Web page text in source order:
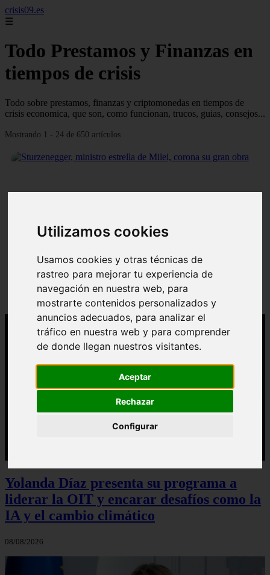
Utilizamos cookies
Usamos cookies y otras técnicas de
rastreo para mejorar tu experiencia de
navegación en nuestra web, para
mostrarte contenidos personalizados y
anuncios adecuados, para analizar el
tráfico en nuestra web y para comprender
de donde llegan nuestros visitantes.
Aceptar
Rechazar
Configurar
crisis09.es
☰
Todo Prestamos y Finanzas en
tiempos de crisis
Todo sobre prestamos, finanzas y criptomonedas en tiempos de
crisis economica, que son, como funcionan, trucos, guias, consejos...
Mostrando 1 - 24 de 650 artículos
Sturzenegger, ministro estrella de Milei, corona su
gran obra
Yolanda Díaz presenta su programa a
liderar la OIT y encarar desafíos como la
IA y el cambio climático
08/08/2026